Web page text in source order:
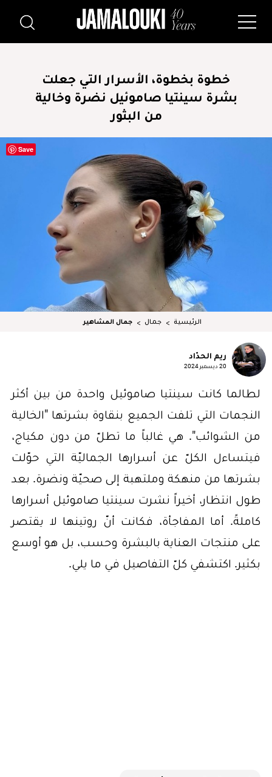
خطوة بخطوة، الأسرار التي جعلت
بشرة سينتيا صاموئيل نضرة وخالية
من البثور
الرئيسية جمال جمال المشاهير
ريم الحدّاد
20 ديسمبر 2024
لطالما كانت سينتيا صاموئيل واحدة من بين أكثر
النجمات التي تلفت الجميع بنقاوة بشرتها "الخالية
من الشوائب". هي غالباً ما تطلّ من دون مكياج،
فيتساءل الكلّ عن أسرارها الجماليّة التي حوّلت
بشرتها من منهكة وملتهبة إلى صحيّة ونضرة. بعد
طول انتظار، أخيراً نشرت سينتيا صاموئيل أسرارها
كاملةً. أما المفاجأة، فكانت أنّ روتينها لا يقتصر
على منتجات العناية بالبشرة وحسب، بل هو أوسع
بكثير. اكتشفي كلّ التفاصيل في ما يلي.
Save